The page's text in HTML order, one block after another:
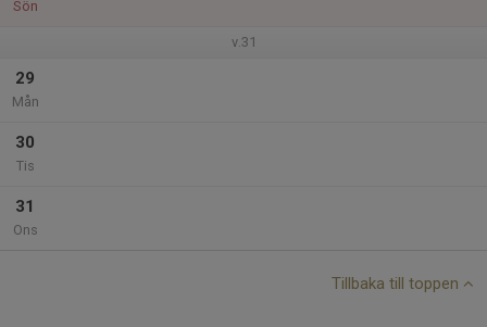
Sön
v.31
29
Mån
30
Tis
31
Ons
Tillbaka till toppen